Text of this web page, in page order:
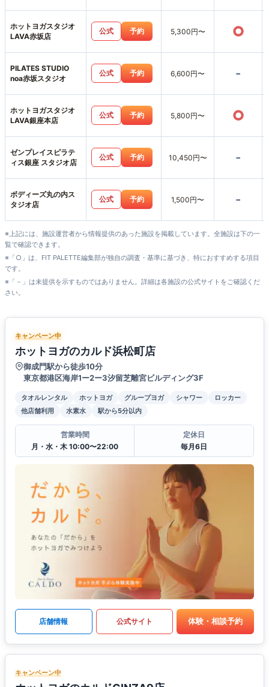
ホットヨガスタジオ
LAVA赤坂店
公式 予約 5,300円〜 ○
PILATES STUDIO
noa赤坂スタジオ
公式 予約 6,600円〜 -
ホットヨガスタジオ
LAVA銀座本店
公式 予約 5,800円〜 ○
ゼンプレイスピラテ
ィス銀座 スタジオ店
公式 予約 10,450円〜 -
ボディーズ丸の内ス
タジオ店
公式 予約 1,500円〜 -
※上記には、施設運営者から情報提供のあった施設を掲載しています。全施設は下の一
覧で確認できます。
※「○」は、FIT PALETTE編集部が独自の調査・基準に基づき、特におすすめする項目
です。
※「－」は未提供を示すものではありません。詳細は各施設の公式サイトをご確認くだ
さい。
キャンペーン中
ホットヨガのカルド浜松町店
御成門駅から徒歩10分
東京都港区海岸1ー2ー3汐留芝離宮ビルディング3F
タオルレンタル ホットヨガ グループヨガ シャワー
ロッカー
他店舗利用
水素水 駅から5分以内
営業時間
月・水・木 10:00〜22:00
定休日
毎月6日
店舗情報 公式サイト 体験・相談予約
キャンペーン中